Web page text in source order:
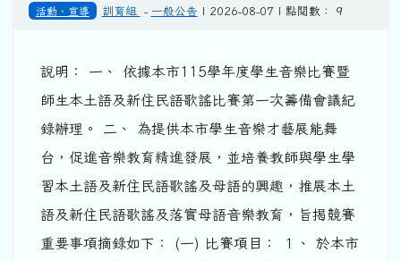
活動、宣導 訓育組 - 一般公告 | 2026-08-07 | 點閱數： 9
說明： 一、 依據本市115學年度學生音樂比賽暨
師生本土語及新住民語歌謠比賽第一次籌備會議紀
錄辦理。 二、 為提供本市學生音樂才藝展能舞
台，促進音樂教育精進發展，並培養教師與學生學
習本土語及新住民語歌謠及母語的興趣，推展本土
語及新住民語歌謠及落實母語音樂教育，旨揭競賽
重要事項摘錄如下： (一) 比賽項目： １、 於本市